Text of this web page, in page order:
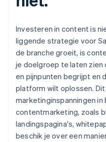
Investeren in content is
liggende strategie voor
de branche groeit, is
je doelgroep te laten zien
en pijnpunten begrijpt en
platform wilt oplossen.
marketinginspanningen
contentmarketing, zoals
landingspagina's,
beschik je over een